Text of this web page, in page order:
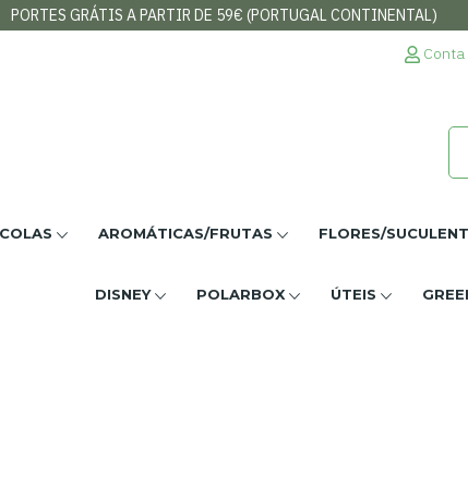
PORTES GRÁTIS A PARTIR DE 59€ (PORTUGAL CONTINENTAL)
Conta
AROMÁTICAS/FRUTAS FLORES/
DISNEY POLARBOX ÚTEIS